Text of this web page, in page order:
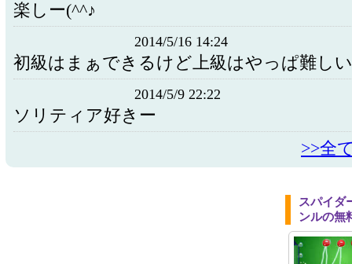
楽しー(^^♪
2014/5/16 14:24
初級はまぁできるけど上級はやっぱ難し
2014/5/9 22:22
ソリティア好きー
>>全
スパイダ
ンルの無